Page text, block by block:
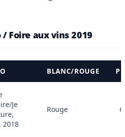
Foire aux vins 2019
BLANC/ROUGE
Je
2018
Rouge